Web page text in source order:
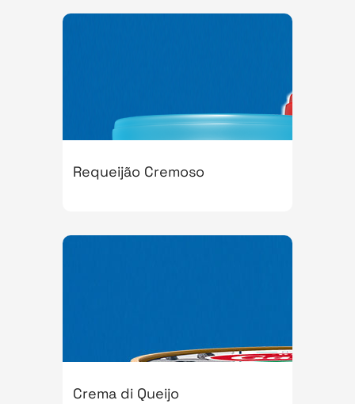
Requeijão Cremoso
Crema di Queijo